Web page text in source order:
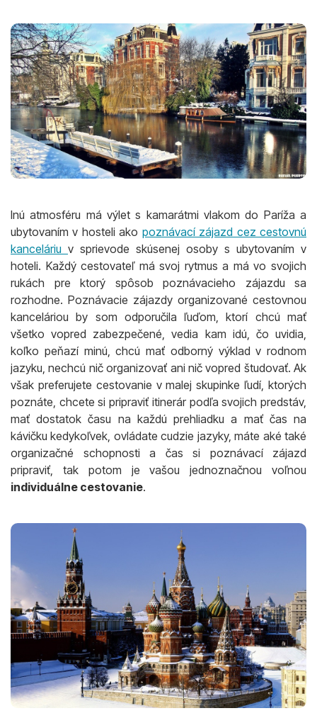
Inú atmosféru má výlet s kamarátmi vlakom do Paríža a
ubytovaním v hosteli ako poznávací zájazd cez cestovnú
kanceláriu v sprievode skúsenej osoby s ubytovaním v
hoteli. Každý cestovateľ má svoj rytmus a má vo svojich
rukách pre ktorý spôsob poznávacieho zájazdu sa
rozhodne. Poznávacie zájazdy organizované cestovnou
kanceláriou by som odporučila ľuďom, ktorí chcú mať
všetko vopred zabezpečené, vedia kam idú, čo uvidia,
koľko peňazí minú, chcú mať odborný výklad v rodnom
jazyku, nechcú nič organizovať ani nič vopred študovať. Ak
však preferujete cestovanie v malej skupinke ľudí, ktorých
poznáte, chcete si pripraviť itinerár podľa svojich predstáv,
mať dostatok času na každú prehliadku a mať čas na
kávičku kedykoľvek, ovládate cudzie jazyky, máte aké také
organizačné schopnosti a čas si poznávací zájazd
pripraviť, tak potom je vašou jednoznačnou voľnou
individuálne cestovanie.